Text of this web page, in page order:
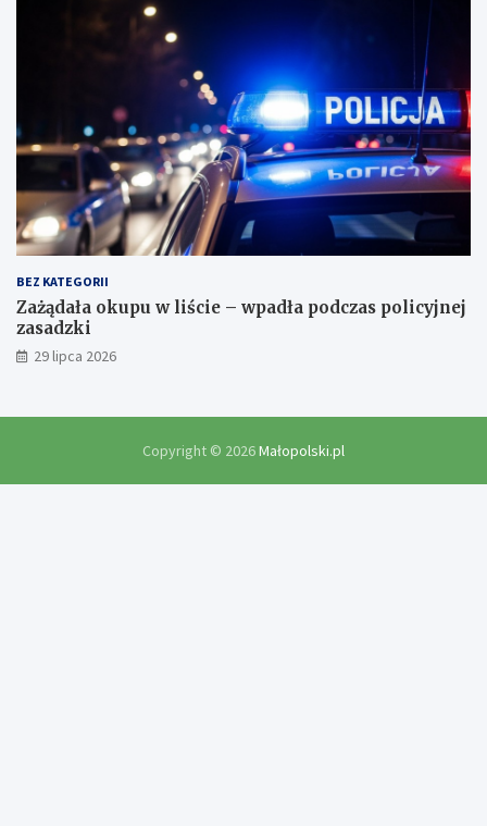
BEZ KATEGORII
Zażądała okupu w liście – wpadła podczas policyjnej
zasadzki
29 lipca 2026
Copyright © 2026Małopolski.pl